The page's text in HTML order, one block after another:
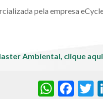
pela empresa
Ambiental, clique